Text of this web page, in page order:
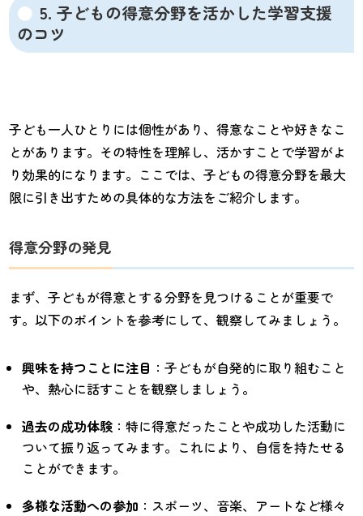
5. 子どもの得意分野を活かした学習支援
のコツ
子ども一人ひとりには個性があり、得意なことや好きなこ
とがあります。その特性を理解し、活かすことで学習がよ
り効果的になります。ここでは、子どもの得意分野を最大
限に引き出すための具体的な方法をご紹介します。
得意分野の発見
まず、子どもが得意とする分野を見つけることが重要で
す。以下のポイントを参考にして、観察してみましょう。
興味を持つことに注目 ：子どもが自発的に取り組むこと
や、熱心に話すことを観察しましょう。
過去の成功体験 ：特に得意だったことや成功した活動に
ついて振り返ってみます。これにより、自信を持たせる
ことができます。
多様な活動への参加 ：スポーツ、音楽、アートなど様々